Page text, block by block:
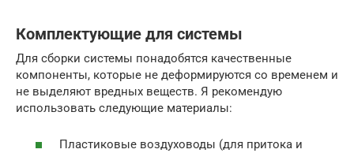
Комплектующие для системы
Для сборки системы понадобятся качественные
компоненты, которые не деформируются со временем и
не выделяют вредных веществ. Я рекомендую
использовать следующие материалы:
Пластиковые воздуховоды (для притока и